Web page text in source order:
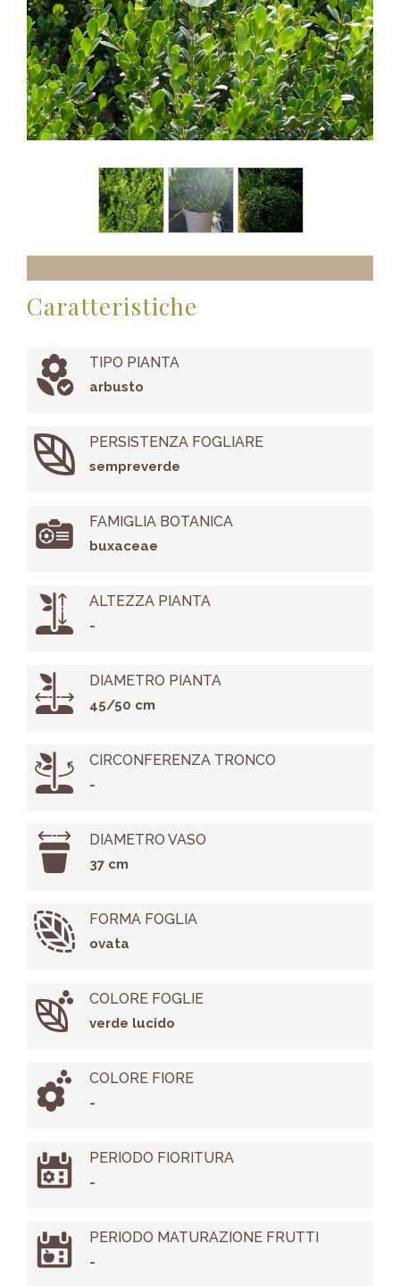
Caratteristiche
TIPO PIANTA
arbusto
PERSISTENZA FOGLIARE
sempreverde
FAMIGLIA BOTANICA
buxaceae
ALTEZZA PIANTA
-
DIAMETRO PIANTA
45/50 cm
CIRCONFERENZA TRONCO
-
DIAMETRO VASO
37 cm
FORMA FOGLIA
ovata
COLORE FOGLIE
verde lucido
COLORE FIORE
-
PERIODO FIORITURA
-
PERIODO MATURAZIONE FRUTTI
-